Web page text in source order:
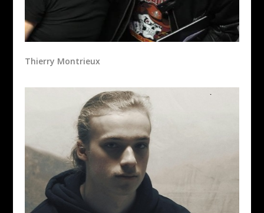
Thierry Montrieux